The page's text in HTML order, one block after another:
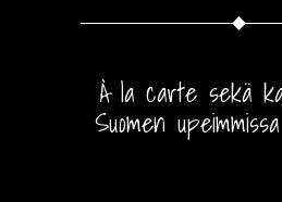
À la carte sekä
Suomen